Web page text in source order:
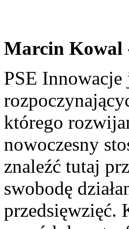
Marcin Kowal
PSE
którego
nowoczesny
znaleźć tutaj
swobodę
przedsięwzięć.